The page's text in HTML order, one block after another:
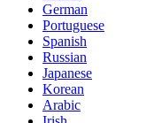
German
Portuguese
Spanish
Russian
Japanese
Korean
Arabic